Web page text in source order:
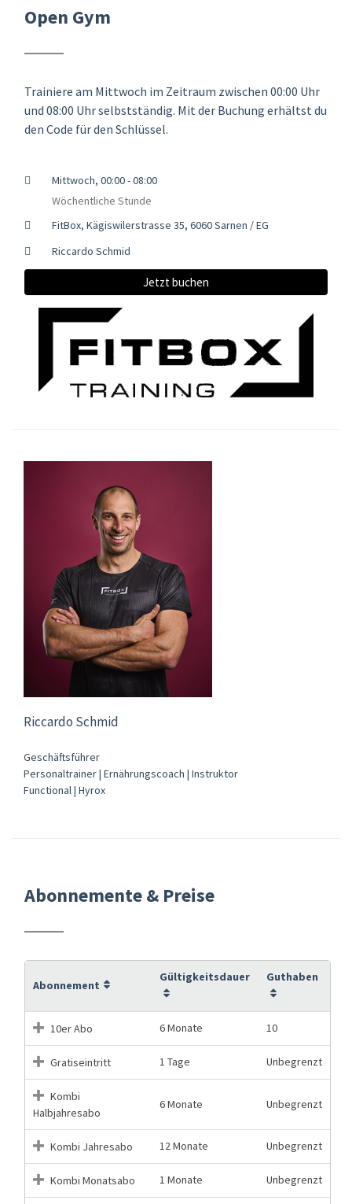
Open Gym
Trainiere am Mittwoch im Zeitraum zwischen 00:00 Uhr
und 08:00 Uhr selbstständig. Mit der Buchung erhältst du
den Code für den Schlüssel.
Mittwoch, 00:00 - 08:00
Wöchentliche Stunde
FitBox, Kägiswilerstrasse 35, 6060 Sarnen / EG
Riccardo Schmid
Jetzt buchen
Riccardo Schmid
Geschäftsführer
Personaltrainer | Ernährungscoach | Instruktor
Functional | Hyrox
Abonnemente & Preise
Abonnement
Gültigkeitsdauer Guthaben
10er Abo 6 Monate 10
Gratiseintritt 1 Tage Unbegrenzt
Kombi
Halbjahresabo
6 Monate Unbegrenzt
Kombi Jahresabo 12 Monate Unbegrenzt
Kombi Monatsabo 1 Monate Unbegrenzt